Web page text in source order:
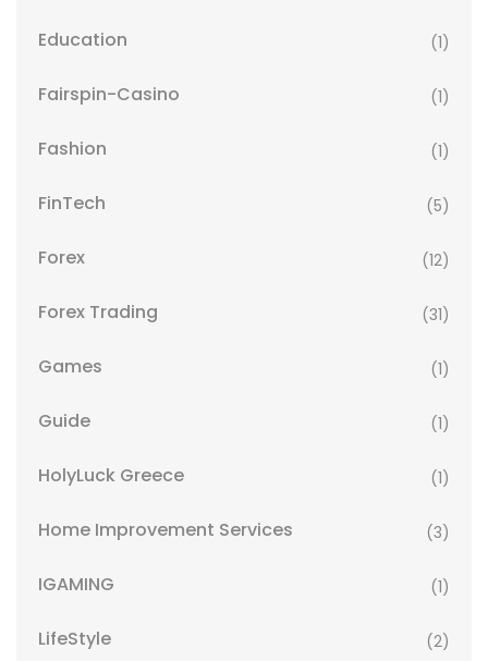
Education (1)
Fairspin-Casino (1)
Fashion (1)
FinTech (5)
Forex (12)
Forex Trading (31)
Games (1)
Guide (1)
HolyLuck Greece (1)
Home Improvement Services (3)
IGAMING (1)
LifeStyle (2)